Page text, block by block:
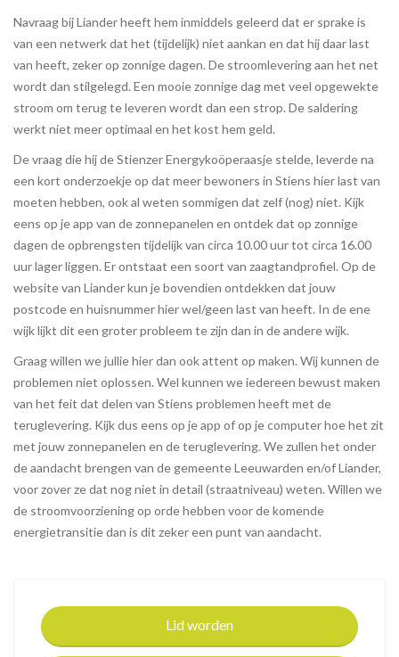
Navraag bij Liander heeft hem inmiddels geleerd dat er sprake is
van een netwerk dat het (tijdelijk) niet aankan en dat hij daar last
van heeft, zeker op zonnige dagen. De stroomlevering aan het net
wordt dan stilgelegd. Een mooie zonnige dag met veel opgewekte
stroom om terug te leveren wordt dan een strop. De saldering
werkt niet meer optimaal en het kost hem geld.
De vraag die hij de Stienzer Energykoöperaasje stelde, leverde na
een kort onderzoekje op dat meer bewoners in Stiens hier last van
moeten hebben, ook al weten sommigen dat zelf (nog) niet. Kijk
eens op je app van de zonnepanelen en ontdek dat op zonnige
dagen de opbrengsten tijdelijk van circa 10.00 uur tot circa 16.00
uur lager liggen. Er ontstaat een soort van zaagtandprofiel. Op de
website van Liander kun je bovendien ontdekken dat jouw
postcode en huisnummer hier wel/geen last van heeft. In de ene
wijk lijkt dit een groter probleem te zijn dan in de andere wijk.
Graag willen we jullie hier dan ook attent op maken. Wij kunnen de
problemen niet oplossen. Wel kunnen we iedereen bewust maken
van het feit dat delen van Stiens problemen heeft met de
teruglevering. Kijk dus eens op je app of op je computer hoe het zit
met jouw zonnepanelen en de teruglevering. We zullen het onder
de aandacht brengen van de gemeente Leeuwarden en/of Liander,
voor zover ze dat nog niet in detail (straatniveau) weten. Willen we
de stroomvoorziening op orde hebben voor de komende
energietransitie dan is dit zeker een punt van aandacht.
Lid worden